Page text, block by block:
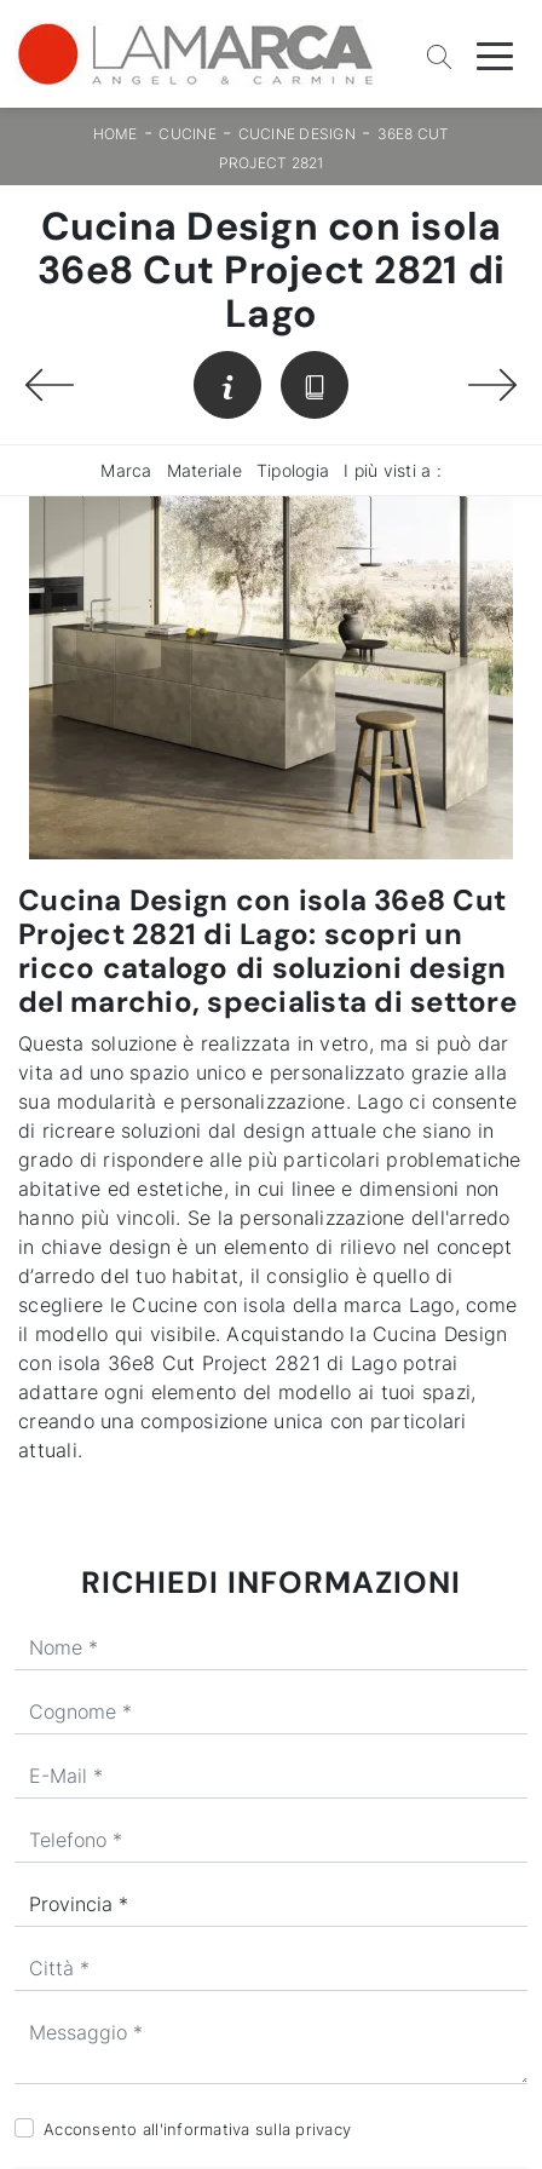
HOME -CUCINE- CUCINE DESIGN - 36E8 CUT
PROJECT 2821
Cucina Design con isola
36e8 Cut Project 2821 di
Lago
Marca Materiale Tipologia I più visti a :
Cucina Design con isola 36e8 Cut
Project 2821 di Lago: scopri un
ricco catalogo di soluzioni design
del marchio, specialista di settore
Questa soluzione è realizzata in vetro, ma si può dar
vita ad uno spazio unico e personalizzato grazie alla
sua modularità e personalizzazione. Lago ci consente
di ricreare soluzioni dal design attuale che siano in
grado di rispondere alle più particolari problematiche
abitative ed estetiche, in cui linee e dimensioni non
hanno più vincoli. Se la personalizzazione dell'arredo
in chiave design è un elemento di rilievo nel concept
d’arredo del tuo habitat, il consiglio è quello di
scegliere le Cucine con isola della marca Lago, come
il modello qui visibile. Acquistando la Cucina Design
con isola 36e8 Cut Project 2821 di Lago potrai
adattare ogni elemento del modello ai tuoi spazi,
creando una composizione unica con particolari
attuali.
RICHIEDI INFORMAZIONI
Acconsento all'informativa sulla privacy